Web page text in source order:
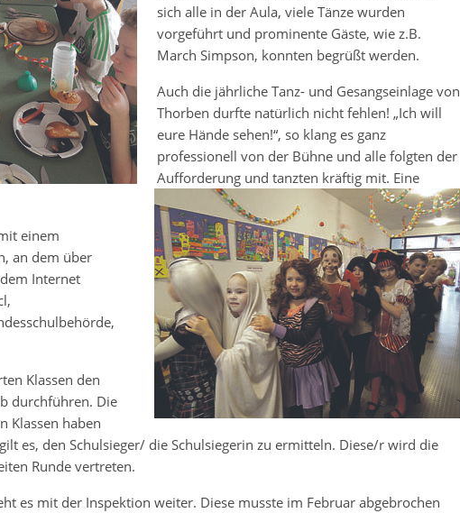
sich alle in der Aula, viele Tänze wurden
vorgeführt und prominente Gäste, wie z.B.
March Simpson, konnten begrüßt werden.
Auch die jährliche Tanz- und Gesangseinlage von
Thorben durfte natürlich nicht fehlen! „Ich will
eure Hände sehen!“, so klang es ganz
professionell von der Bühne und alle folgten der
Aufforderung und tanzten kräftig mit. Eine
einem
an dem über
Internet
Klassen den
durchführen. Die
Klassen haben
es, den Schulsieger/ die Schulsiegerin zu ermitteln. Diese/r wird die
Runde vertreten.
es mit der Inspektion weiter. Diese musste im Februar abgebrochen